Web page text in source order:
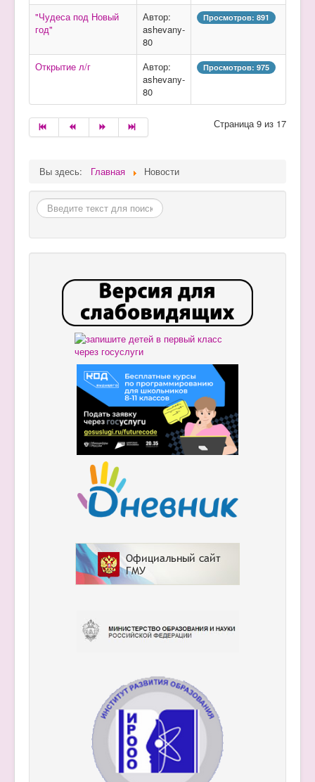
"Чудеса под Новый
год"
Автор:
ashevany-
80
Просмотров: 891
Открытие л/г
Автор:
ashevany-
80
Просмотров: 975
Страница 9 из 17
Вы здесь: Главная Новости
Поиск